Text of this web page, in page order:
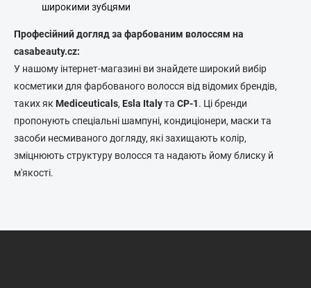
широкими зубцями
Професійний догляд за фарбованим волоссям на
casabeauty.cz:
У нашому інтернет-магазині ви знайдете широкий вибір
косметики для фарбованого волосся від відомих брендів,
таких як Mediceuticals, Esla Italyта CP-1. Ці бренди
пропонують спеціальні шампуні, кондиціонери, маски та
засоби несмиваного догляду, які захищають колір,
зміцнюють структуру волосся та надають йому блиску й
м'якості.